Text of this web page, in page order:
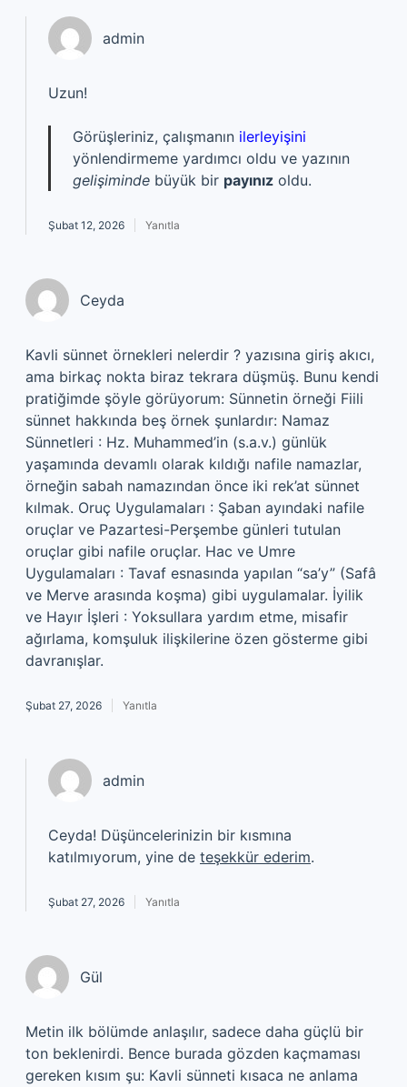
admin
Uzun!
Görüşleriniz, çalışmanın ilerleyişini
yönlendirmeme yardımcı oldu ve yazının
gelişiminde büyük bir payınız oldu.
Şubat 12, 2026 Yanıtla
Ceyda
Kavli sünnet örnekleri nelerdir ? yazısına giriş akıcı,
ama birkaç nokta biraz tekrara düşmüş. Bunu kendi
pratiğimde şöyle görüyorum: Sünnetin örneği Fiili
sünnet hakkında beş örnek şunlardır: Namaz
Sünnetleri : Hz. Muhammed’in (s.a.v.) günlük
yaşamında devamlı olarak kıldığı nafile namazlar,
örneğin sabah namazından önce iki rek’at sünnet
kılmak. Oruç Uygulamaları : Şaban ayındaki nafile
oruçlar ve Pazartesi-Perşembe günleri tutulan
oruçlar gibi nafile oruçlar. Hac ve Umre
Uygulamaları : Tavaf esnasında yapılan “sa’y” (Safâ
ve Merve arasında koşma) gibi uygulamalar. İyilik
ve Hayır İşleri : Yoksullara yardım etme, misafir
ağırlama, komşuluk ilişkilerine özen gösterme gibi
davranışlar.
Şubat 27, 2026 Yanıtla
admin
Ceyda! Düşüncelerinizin bir kısmına
katılmıyorum, yine de teşekkür ederim.
Şubat 27, 2026 Yanıtla
Gül
Metin ilk bölümde anlaşılır, sadece daha güçlü bir
ton beklenirdi. Bence burada gözden kaçmaması
gereken kısım şu: Kavli sünneti kısaca ne anlama